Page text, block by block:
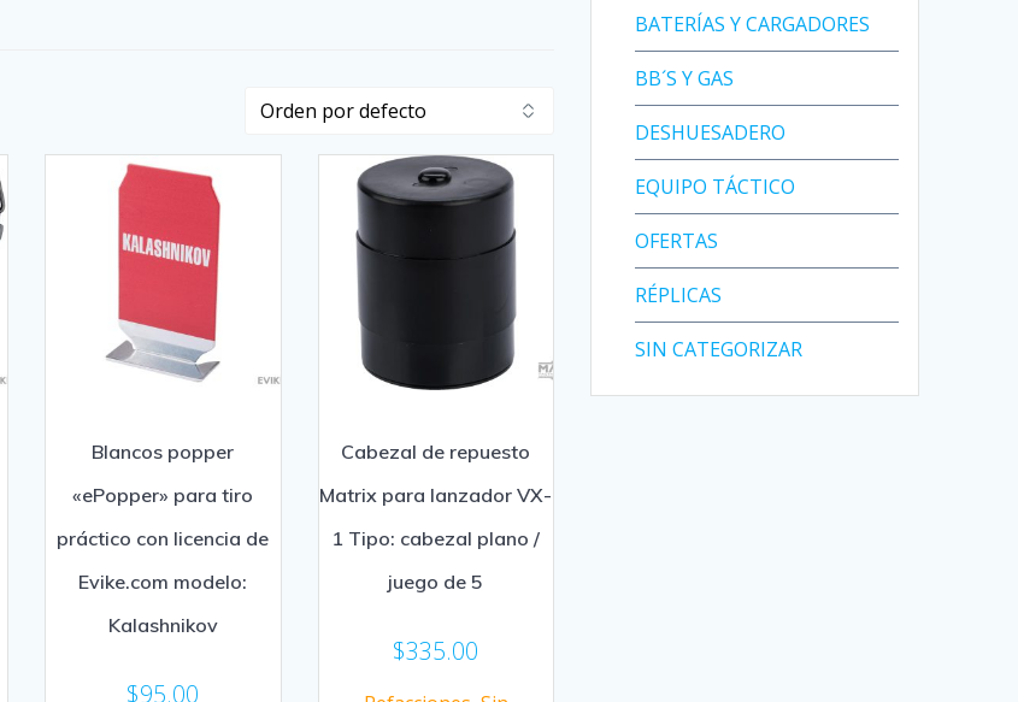
Blancos popper
«ePopper» para tiro
práctico con licencia de
Evike.com modelo:
Kalashnikov
$95.00
Cabezal de repuesto
Matrix para lanzador VX-
1 Tipo: cabezal plano /
juego de 5
$335.00
BATERÍAS Y CARGADORES
BB´S Y GAS
DESHUESADERO
EQUIPO TÁCTICO
OFERTAS
RÉPLICAS
SIN CATEGORIZAR